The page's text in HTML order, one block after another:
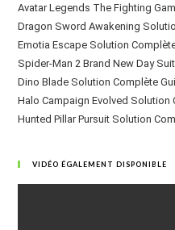
Avatar Legends The Fighting
Dragon Sword Awakening
Emotia Escape Solution
Spider-Man 2 Brand New Day
Dino Blade Solution Complète
Halo Campaign Evolved Solution
Hunted Pillar Pursuit Solution
VIDÉO ÉGALEMENT DISPONIBLE